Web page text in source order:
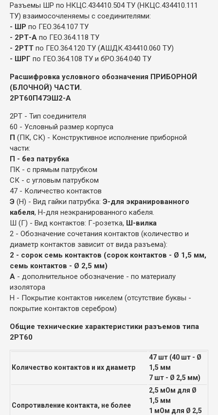
Разъемы ШР по НКЦС.434410.504 ТУ (НКЦС.434410.111
ТУ) взаимосочленяемы с соединителями:
- ШР по ГЕО.364.107 ТУ
- 2РТ-А по ГЕО.364.118 ТУ
- 2РТТ по ГЕО.364.120 ТУ (АШДК.434410.060 ТУ)
- ШРГ по ГЕО.364.108 ТУ и бРО.364.040 ТУ
Расшифровка условного обозначения ПРИБОРНОЙ
(БЛОЧНОЙ) ЧАСТИ.
2РТ60П47ЭШ2-А
2РТ - Тип соединителя
60 - Условный размер корпуса
П (ПК, СК) - Конструктивное исполнение приборной
части:
П - без патрубка
ПК - с прямым патрубком
СК - с угловым патрубком
47 - Количество контактов
Э (Н) - Вид гайки патрубка: Э-для экранированного
кабеля, Н-для неэкранированного кабеля.
Ш (Г) - Вид контактов: Г-розетка, Ш-вилка
2 - Обозначение сочетания контактов (количество и
диаметр контактов зависит от вида разъема):
2 - сорок семь контактов (сорок контактов - Ø 1,5 мм,
семь контактов - Ø 2,5 мм)
А - дополнительное обозначение - по материалу
изолятора
Н - Покрытие контактов никелем (отсутствие буквы -
покрытие контактов серебром)
Общие технические характеристики разъемов типа
2РТ60
Количество контактов и их диаметр
47 шт (40 шт - Ø
1,5 мм
7 шт - Ø 2,5 мм)
Сопротивление контакта, не более
2,5 мОм для Ø
1,5 мм
1 мОм для Ø 2,5